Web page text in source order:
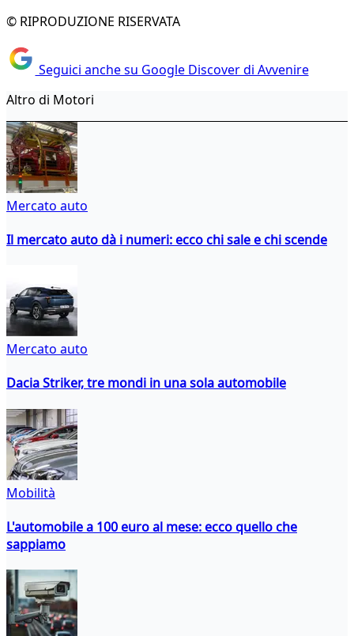
© RIPRODUZIONE RISERVATA
Seguici anche su Google Discover di Avvenire
Altro di Motori
Mercato auto
Il mercato auto dà i numeri: ecco chi sale e chi scende
Mercato auto
Dacia Striker, tre mondi in una sola automobile
Mobilità
L'automobile a 100 euro al mese: ecco quello che
sappiamo